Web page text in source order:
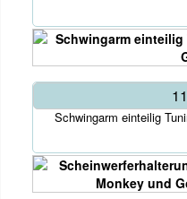
Schwingarm einteilig